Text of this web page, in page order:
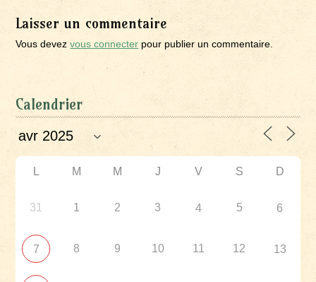
Laisser un commentaire
Vous devezvous connecter pour publier un commentaire.
Calendrier
L M M J V S D
31 1 2 3 4 5 6
7 8 9 10 11 12 13